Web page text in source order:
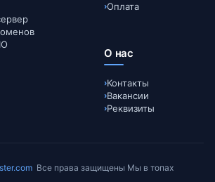
Оплата
О нас
Контакты
Вакансии
Реквизиты
Все права защищены Мы в топах